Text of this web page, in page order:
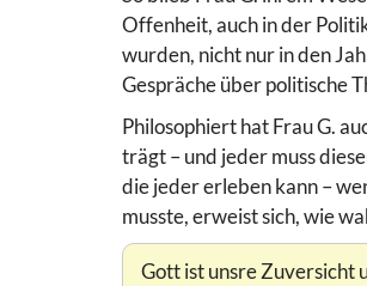
Offenheit, auch in der
wurden, nicht nur in den
Gespräche über politische
Philosophiert hat Frau G.
trägt – und jeder muss
die jeder erleben kann –
musste, erweist sich, wie
Gott ist unsre Zuversicht